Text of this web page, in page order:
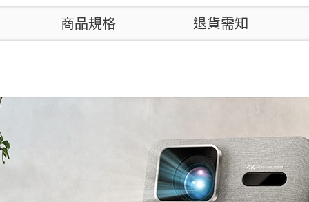
商品規格 退貨需知